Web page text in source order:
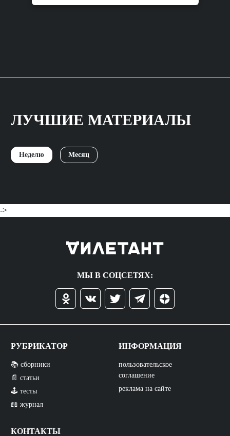
ЛУЧШИЕ МАТЕРИАЛЫ
Неделю Месяц
->
МЫ В СОЦСЕТЯХ:
РУБРИКАТОР
📚 сборники
📄 статьи
🕹️ тесты
📖 журнал
КОНТАКТЫ
ИНФОРМАЦИЯ
пользовательское
соглашение
реклама на сайте